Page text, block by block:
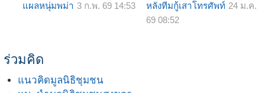
แผลหนุ่มพม่า 3 ก.พ. 69 14:53
หลังทีมกู้เสาโทรศัพท์ 24 ม.ค.
69 08:52
ร่วมคิด
แนวคิดมูลนิธิชุมชน